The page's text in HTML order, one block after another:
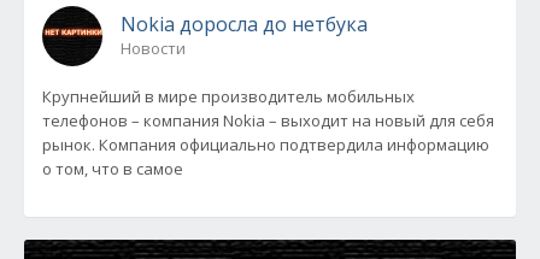
Nokia доросла до нетбука
Новости
Крупнейший в мире производитель мобильных
телефонов – компания Nokia – выходит на новый для себя
рынок. Компания официально подтвердила информацию
о том, что в самое